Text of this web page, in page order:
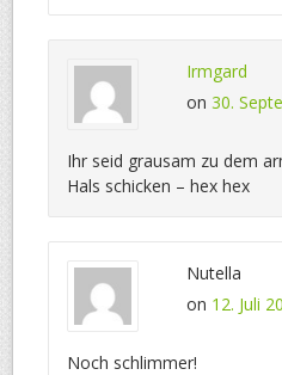
Irmgard
on 30.
Ihr seid grausam zu dem
Hals schicken – hex hex
Nutella
on 12. Juli
Noch schlimmer!